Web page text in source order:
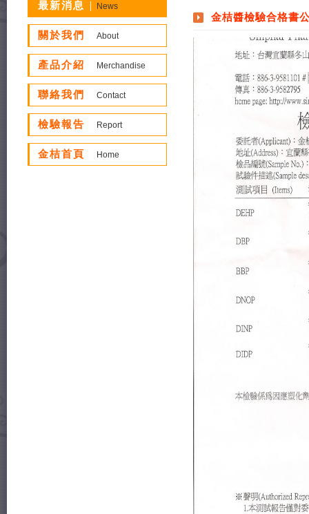
最新消息 News
關於我們 About
產品介紹 Merchandise
聯絡我們 Contact
檢驗報告 Report
金桔首頁 Home
金桔醬檢驗合格書